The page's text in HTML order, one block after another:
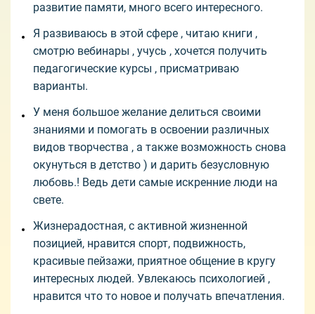
развитие памяти, много всего интересного.
Я развиваюсь в этой сфере , читаю книги ,
смотрю вебинары , учусь , хочется получить
педагогические курсы , присматриваю
варианты.
У меня большое желание делиться своими
знаниями и помогать в освоении различных
видов творчества , а также возможность снова
окунуться в детство ) и дарить безусловную
любовь.! Ведь дети самые искренние люди на
свете.
Жизнерадостная, с активной жизненной
позицией, нравится спорт, подвижность,
красивые пейзажи, приятное общение в кругу
интересных людей. Увлекаюсь психологией ,
нравится что то новое и получать впечатления.